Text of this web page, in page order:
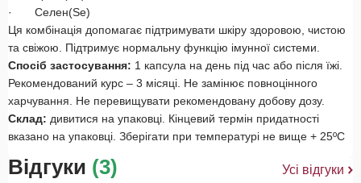
· Селен(Se)
Ця комбінація допомагає підтримувати шкіру здоровою, чистою
та свіжою. Підтримує нормальну функцію імунної системи.
Спосіб застосування: 1 капсула на день під час або після їжі.
Рекомендований курс – 3 місяці. Не замінює повноцінного
харчування. Не перевищувати рекомендовану добову дозу.
Склад: дивитися на упаковці. Кінцевий термін придатності
вказано на упаковці. Зберігати при температурі не вище + 25ºС
Відгуки (3) Усі відгуки